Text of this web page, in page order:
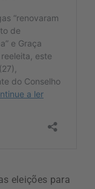
eleições para